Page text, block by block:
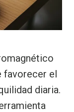
favorecer el
diaria.